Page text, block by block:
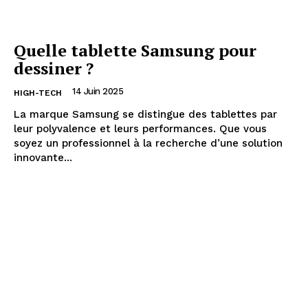
Quelle tablette Samsung pour
dessiner ?
HIGH-TECH 14 Juin 2025
La marque Samsung se distingue des tablettes par
leur polyvalence et leurs performances. Que vous
soyez un professionnel à la recherche d’une solution
innovante...